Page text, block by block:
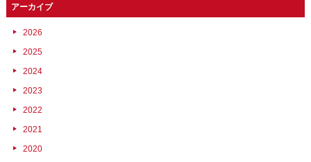
アーカイブ
2026
2025
2024
2023
2022
2021
2020